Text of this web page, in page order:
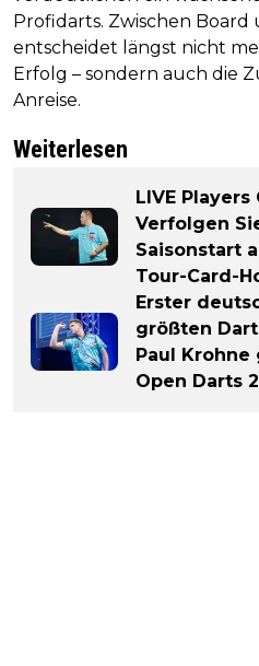
Profidarts. Zwischen
entscheidet längst nicht
Erfolg – sondern auch die
Anreise.
Weiterlesen
LIVE Players
Verfolgen
Saisonstart
Tour-Card-
Erster
größten
Paul
Open Darts